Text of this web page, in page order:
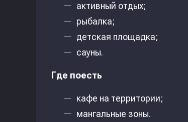
активный отдых;
рыбалка;
детская площадка;
сауны.
Где поесть
кафе на территории;
мангальные зоны.